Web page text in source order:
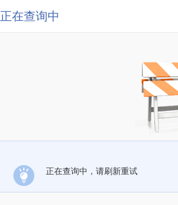
正在查询中
正在查询中，请刷新重试